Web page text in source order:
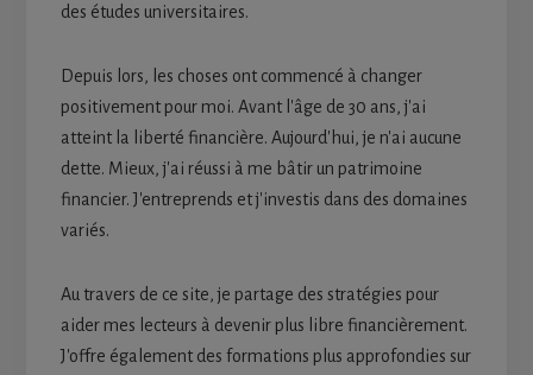
des études universitaires.
Depuis lors, les choses ont commencé à changer
positivement pour moi. Avant l'âge de 30 ans, j'ai
atteint la liberté financière. Aujourd'hui, je n'ai aucune
dette. Mieux, j'ai réussi à me bâtir un patrimoine
financier. J'entreprends et j'investis dans des domaines
variés.
Au travers de ce site, je partage des stratégies pour
aider mes lecteurs à devenir plus libre financièrement.
J'offre également des formations plus approfondies sur